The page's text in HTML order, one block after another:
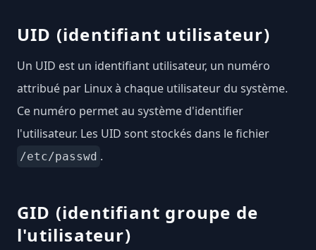
UID (identifiant utilisateur)
Un UID est un identifiant utilisateur, un numéro
attribué par Linux à chaque utilisateur du système.
Ce numéro permet au système d'identifier
l'utilisateur. Les UID sont stockés dans le fichier
/etc/passwd .
GID (identifiant groupe de
l'utilisateur)